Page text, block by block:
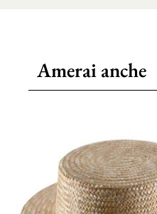
Amerai anche